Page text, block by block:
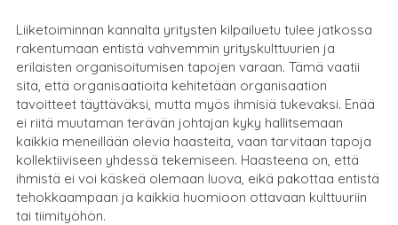
Liiketoiminnan kannalta yritysten kilpailuetu tulee jatkossa
rakentumaan entistä vahvemmin yrityskulttuurien ja
erilaisten organisoitumisen tapojen varaan. Tämä vaatii
sitä, että organisaatioita kehitetään organisaation
tavoitteet täyttäväksi, mutta myös ihmisiä tukevaksi. Enää
ei riitä muutaman terävän johtajan kyky hallitsemaan
kaikkia meneillään olevia haasteita, vaan tarvitaan tapoja
kollektiiviseen yhdessä tekemiseen. Haasteena on, että
ihmistä ei voi käskeä olemaan luova, eikä pakottaa entistä
tehokkaampaan ja kaikkia huomioon ottavaan kulttuuriin
tai tiimityöhön.